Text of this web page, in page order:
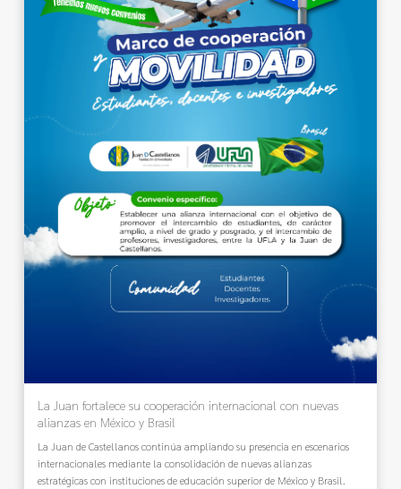
La Juan fortalece su cooperación internacional con nuevas
alianzas en México y Brasil
La Juan de Castellanos continúa ampliando su presencia en escenarios
internacionales mediante la consolidación de nuevas alianzas
estratégicas con instituciones de educación superior de México y Brasil.